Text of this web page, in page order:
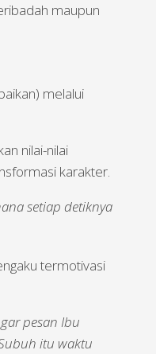
maupun
melalui
nilai-nilai
karakter.
setiap detiknya
termotivasi
pesan Ibu
itu waktu